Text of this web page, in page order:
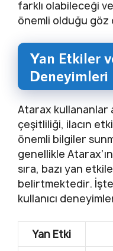
farklı olabileceği
önemli olduğu göz
Yan Etkiler
Deneyimleri
Atarax kullananlar
çeşitliliği, ilacın
önemli bilgiler
genellikle
sıra, bazı yan
belirtmektedir. İşte
kullanıcı
Yan Etki